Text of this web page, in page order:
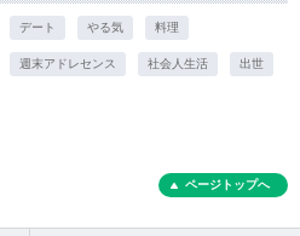
デート やる気 料理
週末アドレセンス 社会人生活 出世
ページトップへ